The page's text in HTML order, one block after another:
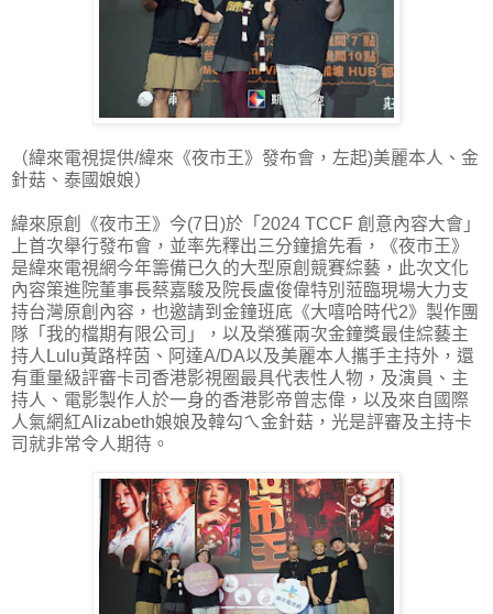
（緯來電視提供/緯來《夜市王》發布會，左起)美麗本人、金
針菇、泰國娘娘）
緯來原創《夜市王》今(7日)於「2024 TCCF 創意內容大會」
上首次舉行發布會，並率先釋出三分鐘搶先看，《夜市王》
是緯來電視網今年籌備已久的大型原創競賽綜藝，此次文化
內容策進院董事長蔡嘉駿及院長盧俊偉特別蒞臨現場大力支
持台灣原創內容，也邀請到金鐘班底《大嘻哈時代2》製作團
隊「我的檔期有限公司」，以及榮獲兩次金鐘獎最佳綜藝主
持人Lulu黃路梓茵、阿達A/DA以及美麗本人攜手主持外，還
有重量級評審卡司香港影視圈最具代表性人物，及演員、主
持人、電影製作人於一身的香港影帝曾志偉，以及來自國際
人氣網紅Alizabeth娘娘及韓勾ㄟ金針菇，光是評審及主持卡
司就非常令人期待。